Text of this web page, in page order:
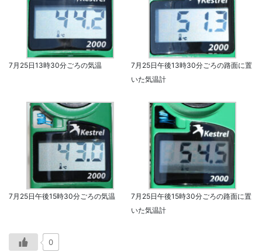
7月25日13時30分ごろの気温
7月25日午後13時30分ごろの路面に置
いた気温計
7月25日午後15時30分ごろの気温
7月25日午後15時30分ごろの路面に置
いた気温計
0